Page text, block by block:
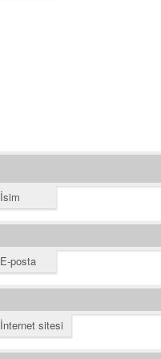
İsim
E-posta
İnternet sitesi